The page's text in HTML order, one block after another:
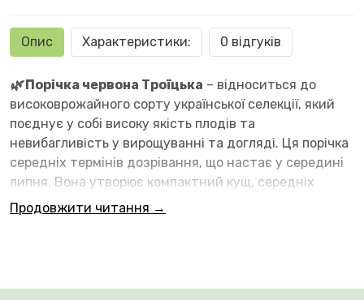
Опис Характеристики: 0 відгуків
🌿 Порічка червона Троїцька – відноситься до
високоврожайного сорту української селекції, який
поєднує у собі високу якість плодів та
невибагливість у вирощуванні та догляді. Ця порічка
середніх термінів дозрівання, що настає у середині
липня. Вона утворює компактний кущ, середніх
розмірів, міцний, слаборозлогий, висотою 100-130 см.
Продовжити читання →